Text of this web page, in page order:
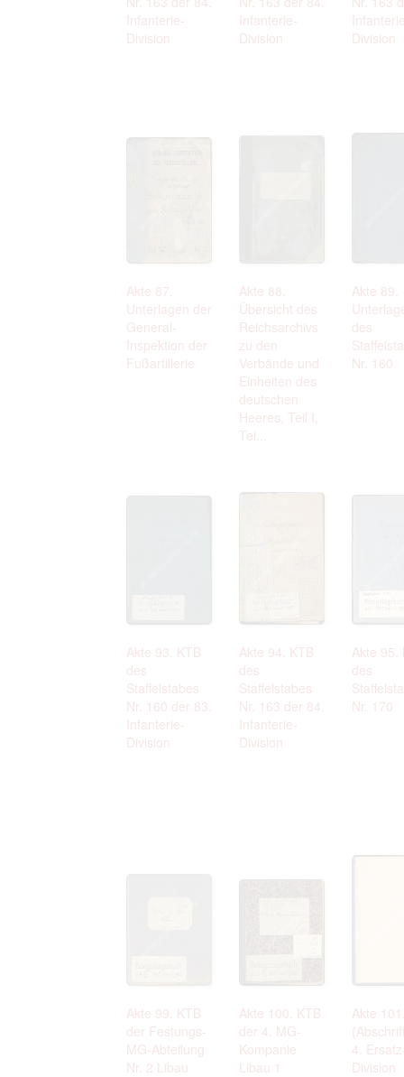
Infanterie-
Division
Infanterie-
Division
Division
Akte 87.
Unterlagen der
General-
Inspektion der
Fußartillerie
Akte 88.
Übersicht des
Reichsarchivs
zu den
Verbände und
Einheiten des
deutschen
Heeres, Teil I,
Tei...
Akte 89.
des
Nr. 160
Akte 93. KTB
des
Staffelstabes
Nr. 160 der 83.
Infanterie-
Division
Akte 94. KTB
des
Staffelstabes
Nr. 163 der 84.
Infanterie-
Division
Akte 95.
des
Nr. 170
Akte 99. KTB
der Festungs-
MG-Abteilung
Nr. 2 Libau
Akte 100. KTB
der 4. MG-
Kompanie
Libau 1
Akte
4.
Division